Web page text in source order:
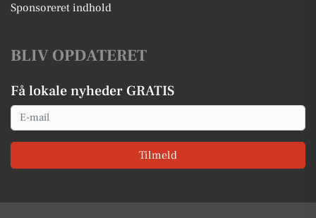
Sponsoreret indhold
BLIV OPDATERET
Få lokale nyheder GRATIS
Email
Tilmeld